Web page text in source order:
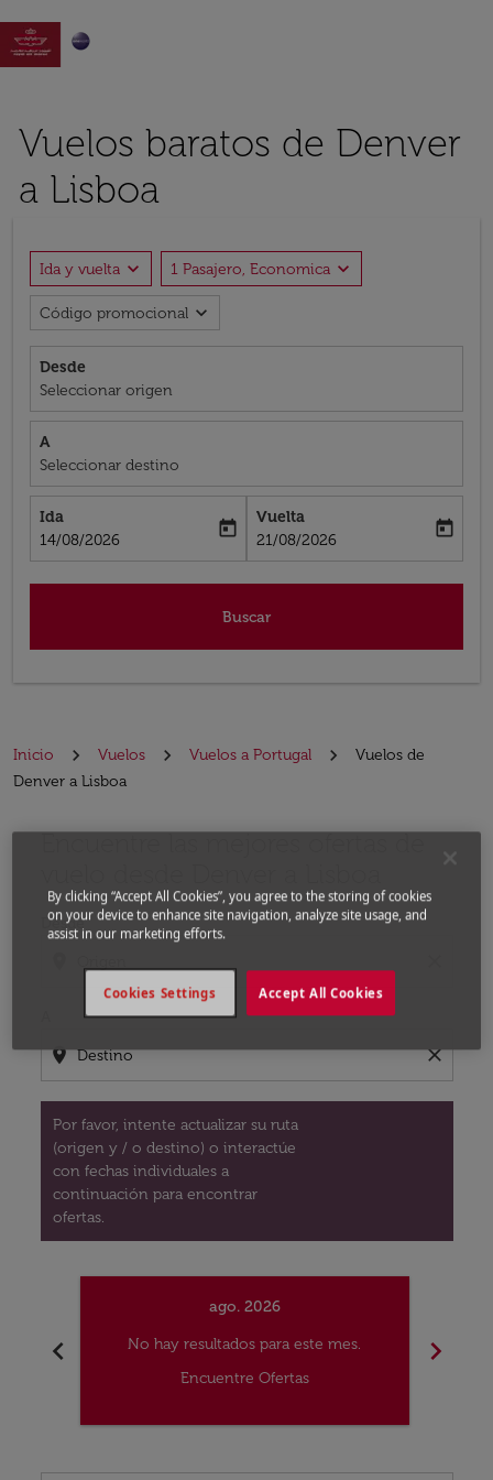

Vuelos baratos de Denver
a Lisboa
Ida y vuelta expand_more 1 Pasajero, Economica expand_more
Código promocional expand_more
Desde
Seleccionar origen
A
Seleccionar destino
Ida
fc-booking-departure-date-aria-label
14/08/2026
today
Vuelta
fc-booking-return-date-aria-label
21/08/2026
today
Buscar
Inicio Vuelos Vuelos a Portugal
Vuelos de
Denver a Lisboa
Desde
location_on close
Por favor, intente actualizar su ruta
(origen y / o destino) o interactúe
con fechas individuales a
continuación para encontrar
ofertas.
Por favor, intente actualizar su ruta (origen y / o
chevron_left
ago. 2026
No hay resultados para este mes.
Encuentre Ofertas
chevron_right
By clicking “Accept All Cookies”, you agree to the storing of cookies
on your device to enhance site navigation, analyze site usage, and
assist in our marketing efforts.
Accept All Cookies
Cookies Settings